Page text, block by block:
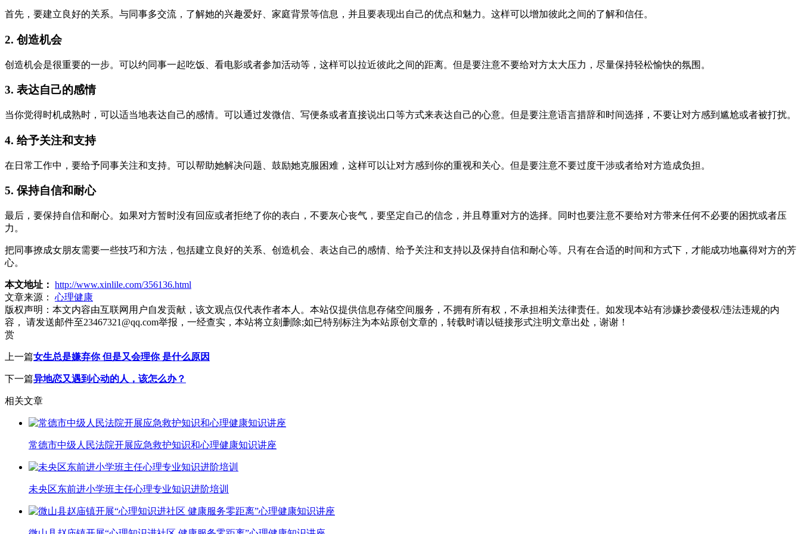
首先，要建立良好的关系。与同事多交流，了解她的兴趣爱好、家庭背景等信息，并且要表现出自己的优点和魅力。这样可以增加彼此之间的了解和信任。
2. 创造机会
创造机会是很重要的一步。可以约同事一起吃饭、看电影或者参加活动等，这样可以拉近彼此之间的距离。但是要注意不要给对方太大压力，尽量保持轻松愉快的氛围。
3. 表达自己的感情
当你觉得时机成熟时，可以适当地表达自己的感情。可以通过发微信、写便条或者直接说出口等方式来表达自己的心意。但是要注意语言措辞和时间选择，不要让对方感到尴尬或者被打扰。
4. 给予关注和支持
在日常工作中，要给予同事关注和支持。可以帮助她解决问题、鼓励她克服困难，这样可以让对方感到你的重视和关心。但是要注意不要过度干涉或者给对方造成负担。
5. 保持自信和耐心
最后，要保持自信和耐心。如果对方暂时没有回应或者拒绝了你的表白，不要灰心丧气，要坚定自己的信念，并且尊重对方的选择。同时也要注意不要给对方带来任何不必要的困扰或者压
力。
把同事撩成女朋友需要一些技巧和方法，包括建立良好的关系、创造机会、表达自己的感情、给予关注和支持以及保持自信和耐心等。只有在合适的时间和方式下，才能成功地赢得对方的芳
心。
本文地址： http://www.xinlile.com/356136.html
文章来源：
心理健康
版权声明： 本文内容由互联网用户自发贡献，该文观点仅代表作者本人。本站仅提供信息存储空间服务，不拥有所有权，不承担相关法律责任。如发现本站有涉嫌抄袭侵权/违法违规的内
容， 请发送邮件至23467321@qq.com举报，一经查实，本站将立刻删除;如已特别标注为本站原创文章的，转载时请以链接形式注明文章出处，谢谢！
赏
上一篇女生总是嫌弃你 但是又会理你 是什么原因
下一篇异地恋又遇到心动的人，该怎么办？
相关文章
常德市中级人民法院开展应急救护知识和心理健康知识讲座
未央区东前进小学班主任心理专业知识进阶培训